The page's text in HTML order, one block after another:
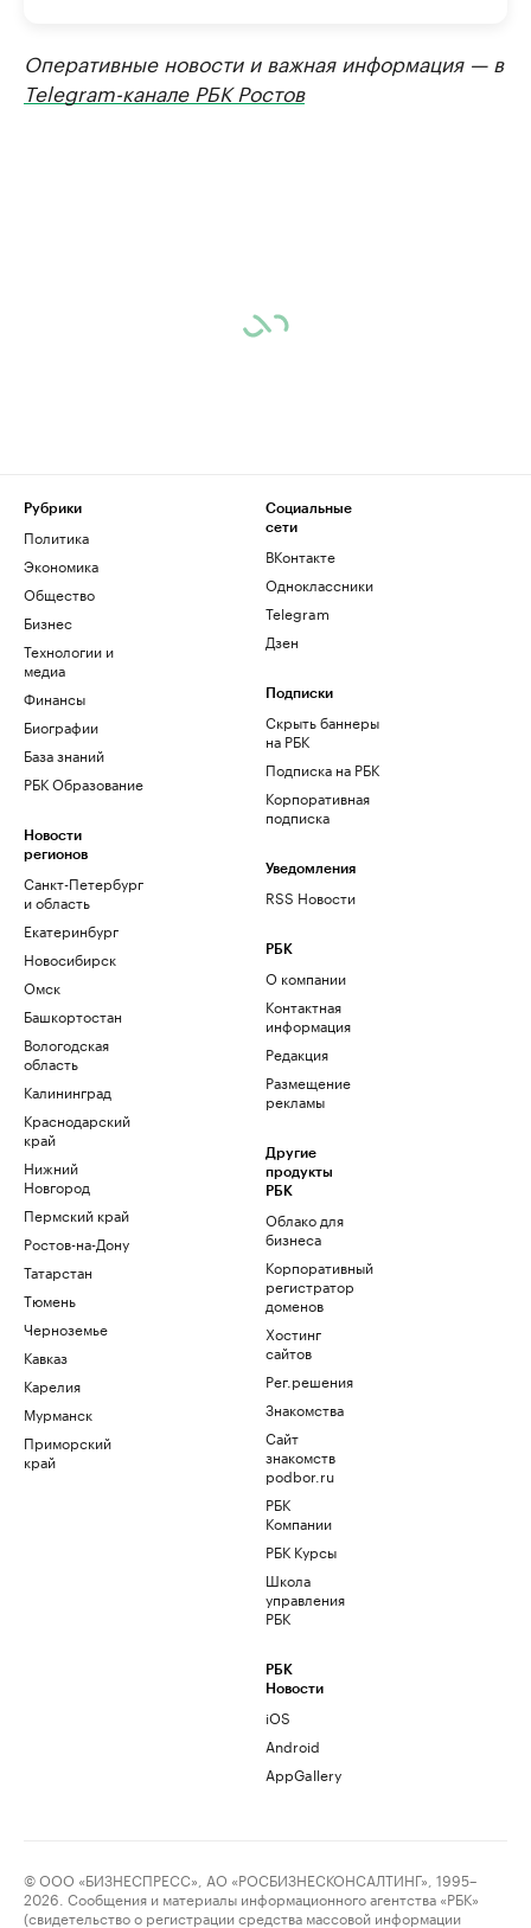
Оперативные новости и важная информация — в
Telegram-канале РБК Ростов
Рубрики
Политика
Экономика
Общество
Бизнес
Технологии и
медиа
Финансы
Биографии
База знаний
РБК Образование
Новости
регионов
Санкт-Петербург
и область
Екатеринбург
Новосибирск
Омск
Башкортостан
Вологодская
область
Калининград
Краснодарский
край
Нижний
Новгород
Пермский край
Ростов-на-Дону
Татарстан
Тюмень
Черноземье
Кавказ
Карелия
Мурманск
Приморский
край
Социальные
сети
ВКонтакте
Одноклассники
Telegram
Дзен
Подписки
Скрыть баннеры
на РБК
Подписка на РБК
Корпоративная
подписка
Уведомления
RSS Новости
РБК
О компании
Контактная
информация
Редакция
Размещение
рекламы
Другие
продукты
РБК
Облако для
бизнеса
Корпоративный
регистратор
доменов
Хостинг
сайтов
Рег.решения
Знакомства
Сайт
знакомств
podbor.ru
РБК
Компании
РБК Курсы
Школа
управления
РБК
РБК
Новости
iOS
Android
AppGallery
© ООО «БИЗНЕСПРЕСС», АО «РОСБИЗНЕСКОНСАЛТИНГ», 1995–
2026. Сообщения и материалы информационного агентства «РБК»
(свидетельство о регистрации средства массовой информации